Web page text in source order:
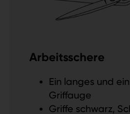
Arbeitsschere
Ein langes und
Griffauge
Griffe schwarz,